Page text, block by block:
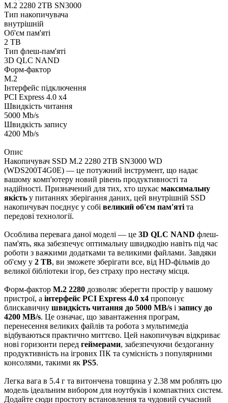
M.2 2280 2TB SN3000
Тип накопичувача
внутрішній
Об'єм пам'яті
2 TB
Тип флеш-пам'яті
3D QLC NAND
Форм-фактор
M.2
Інтерфейс підключення
PCI Express 4.0 x4
Швидкість читання
5000 Mb/s
Швидкість запису
4200 Mb/s
Опис
Накопичувач SSD M.2 2280 2TB SN3000 WD
(WDS200T4G0E) — це потужний інструмент, що надає
вашому комп'ютеру новий рівень продуктивності та
надійності. Призначений для тих, хто шукає максимальну
якість у питаннях зберігання даних, цей внутрішній SSD
накопичувач поєднує у собі великий об'єм пам'яті та
передові технології.
Особлива перевага даної моделі — це 3D QLC NAND флеш-
пам'ять, яка забезпечує оптимальну швидкодію навіть під час
роботи з важкими додатками та великими файлами. Завдяки
об'єму у 2 TB, ви зможете зберігати все, від HD-фільмів до
великої бібліотеки ігор, без страху про нестачу місця.
Форм-фактор M.2 2280 дозволяє зберегти простір у вашому
пристрої, а інтерфейс PCI Express 4.0 x4 пропонує
блискавичну швидкість читання до 5000 MB/s і запису до
4200 MB/s. Це означає, що завантаження програм,
перенесення великих файлів та робота з мультимедіа
відбуваються практично миттєво. Цей накопичувач відкриває
нові горизонти перед геймерами, забезпечуючи бездоганну
продуктивність на ігрових ПК та сумісність з популярними
консолями, такими як PS5.
Легка вага в 5.4 г та витончена товщина у 2.38 мм роблять цю
модель ідеальним вибором для ноутбуків і компактних систем.
Додайте сюди простоту встановлення та чудовий сучасний